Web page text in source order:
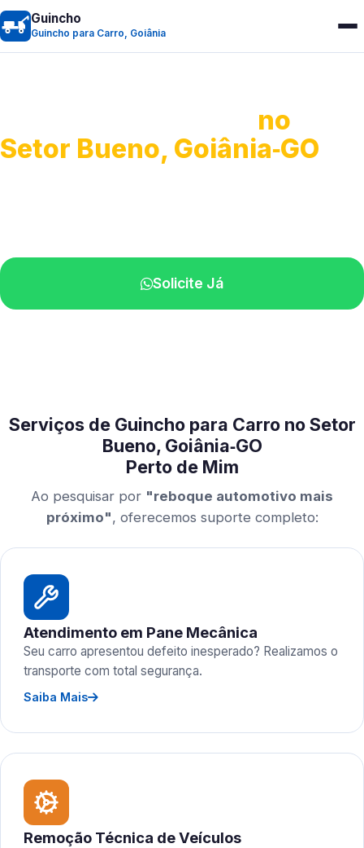
Guincho
Guincho para Carro, Goiânia
no
Setor Bueno, Goiânia‑GO
Solicite Já
Serviços de Guincho para Carro no Setor
Bueno, Goiânia‑GO
Perto de Mim
Ao pesquisar por "reboque automotivo mais
próximo", oferecemos suporte completo:
Atendimento em Pane Mecânica
Seu carro apresentou defeito inesperado? Realizamos o
transporte com total segurança.
Saiba Mais
Remoção Técnica de Veículos